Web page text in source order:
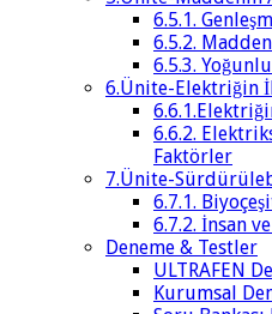
6.5.1.
6.5.2.
6.5.3.
6.Ünite-Elektriğin
6.6.2.
Faktörler
7.Ünite-
6.7.1.
6.7.2. İnsan
Deneme & Testler
ULTRAFEN
Kurumsal